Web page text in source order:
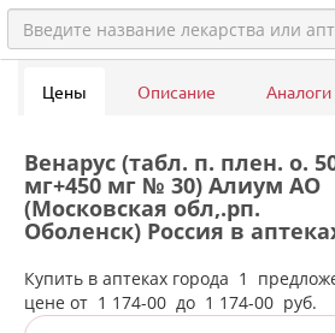
Цены Описание Аналоги
Венарус (табл. п. плен. о.
мг+450 мг № 30) Алиум АО
(Московская обл,.рп.
Оболенск) Россия в
Купить в аптеках города 1
цене от 1 174-00 до 1 174-00 руб.